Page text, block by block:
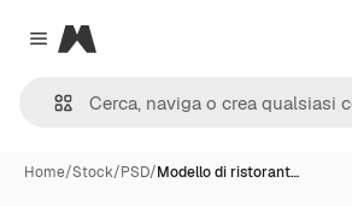
Close menu
Magnific
Home/Stock/PSD/Modello di ristorant…